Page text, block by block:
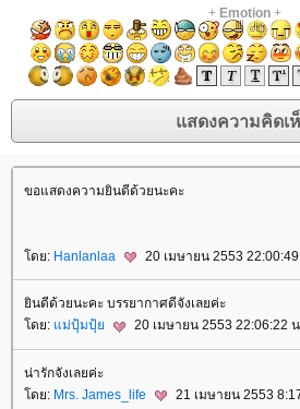
+ Emotion+
ขอแสดงความยินดีด้วยนะคะ
ดย: Hanlanlaa 20 เมษายน 2553
ินดีด้วยนะคะ บรรยากาศดีจังเลยค่ะ
ดย: ม่ปุ้มปุ้ 20 เมษายน 2553 22:06:22
น่ารักจังเลยค่ะ
ดย: Mrs. James_life 21 เมษายน 2553